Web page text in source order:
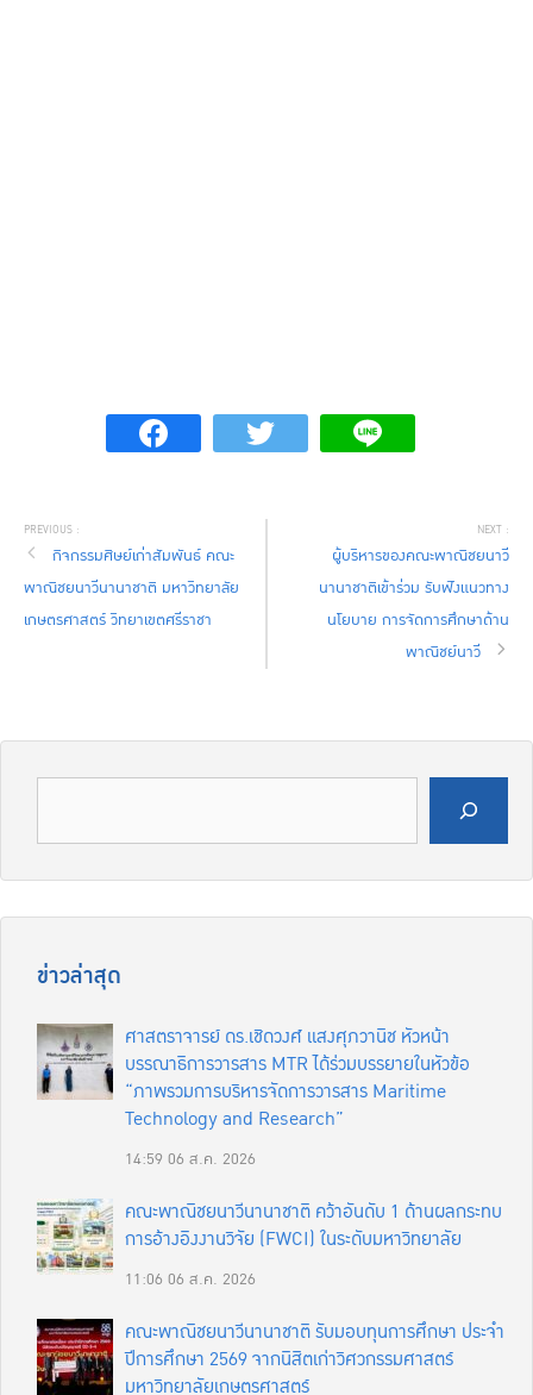
กิจกรรมศิษย์เก่าสัมพันธ์ คณะ
พาณิชยนาวีนานาชาติ มหาวิทยาลัย
เกษตรศาสตร์ วิทยาเขตศรีราชา
ผู้บริหารของคณะพาณิชยนาวี
นานาชาติเข้าร่วม รับฟังแนวทาง
นโยบาย การจัดการศึกษาด้าน
พาณิชย์นาวี
ข่าวล่าสุด
ศาสตราจารย์ ดร.เชิดวงศ์ แสงศุภวานิช หัวหน้า
บรรณาธิการวารสาร MTR ได้ร่วมบรรยายในหัวข้อ
“ภาพรวมการบริหารจัดการวารสาร Maritime
Technology and Research”
14:59 06 ส.ค. 2026
คณะพาณิชยนาวีนานาชาติ คว้าอันดับ 1 ด้านผลกระทบ
การอ้างอิงงานวิจัย (FWCI) ในระดับมหาวิทยาลัย
11:06 06 ส.ค. 2026
คณะพาณิชยนาวีนานาชาติ รับมอบทุนการศึกษา ประจำ
ปีการศึกษา 2569 จากนิสิตเก่าวิศวกรรมศาสตร์
มหาวิทยาลัยเกษตรศาสตร์